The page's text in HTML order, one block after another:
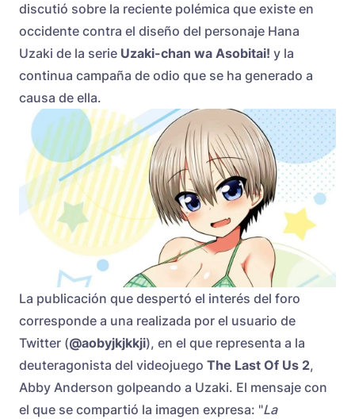
discutió sobre la reciente polémica que existe en
occidente contra el diseño del personaje Hana
Uzaki de la serie Uzaki-chan wa Asobitai! y la
continua campaña de odio que se ha generado a
causa de ella.
La publicación que despertó el interés del foro
corresponde a una realizada por el usuario de
Twitter (@aobyjkjkkji), en el que representa a la
deuteragonista del videojuego The Last Of Us 2,
Abby Anderson golpeando a Uzaki. El mensaje con
el que se compartió la imagen expresa: "La